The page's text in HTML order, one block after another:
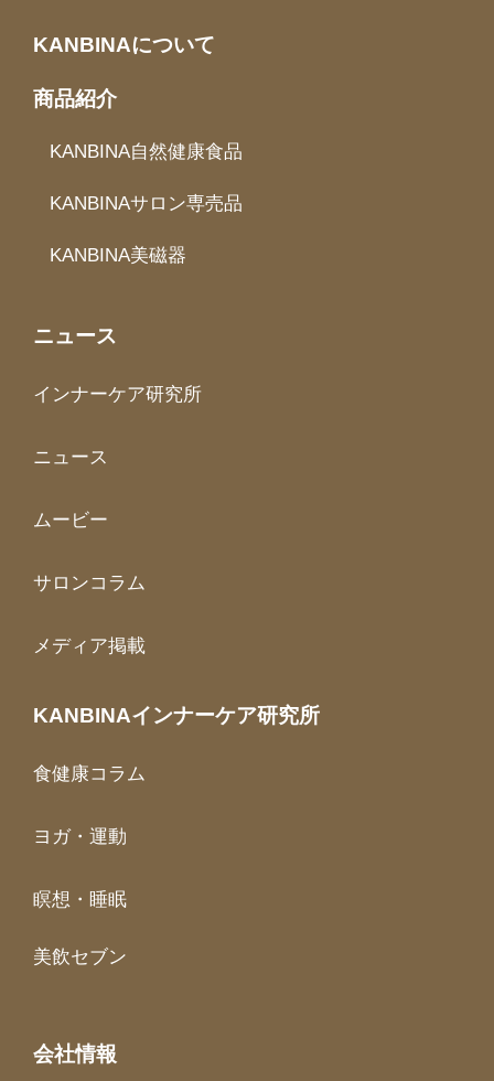
KANBINAについて
商品紹介
KANBINA自然健康食品
KANBINAサロン専売品
KANBINA美磁器
ニュース
インナーケア研究所
ニュース
ムービー
サロンコラム
メディア掲載
KANBINAインナーケア研究所
食健康コラム
ヨガ・運動
瞑想・睡眠
美飲セブン
会社情報